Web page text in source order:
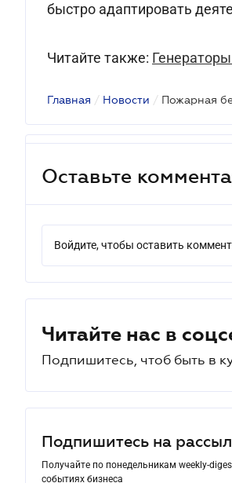
быстро адаптировать
Читайте также:
Главная / Новости /
Оставьте
Войдите, чтобы оставить
Читайте нас в
Подпишитесь, чтоб быть в
Подпишитесь на
Получайте по понедельникам weekly-
событиях бизнеса